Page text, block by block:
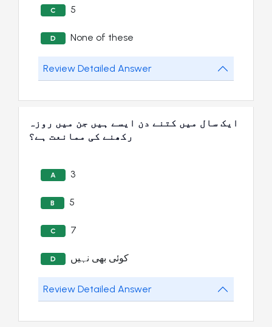
C 5
D None of these
Review Detailed Answer
ایک سال میں کتنے دن ایسے ہیں جن میں روزہ
رکھنے کی ممانعت ہے؟
A 3
B 5
C 7
D کوئی بھی نہیں
Review Detailed Answer